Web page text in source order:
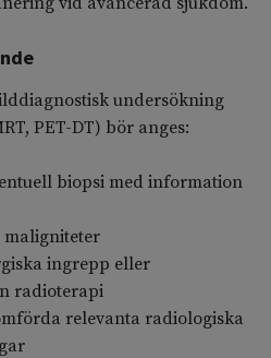
undersökning
PET-DT) bör anges:
biopsi med information
ingrepp eller
radioterapi
relevanta radiologiska